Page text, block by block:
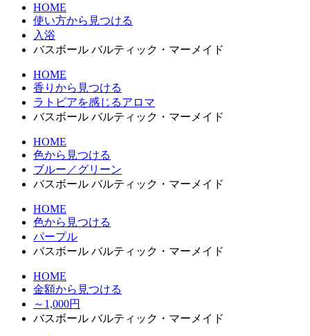
HOME
使い方から見つける
入浴
バスボール バルティック・マーメイド
HOME
香りから見つける
ラトビアを感じるアロマ
バスボール バルティック・マーメイド
HOME
色から見つける
ブルー／グリーン
バスボール バルティック・マーメイド
HOME
色から見つける
パープル
バスボール バルティック・マーメイド
HOME
金額から見つける
～1,000円
バスボール バルティック・マーメイド